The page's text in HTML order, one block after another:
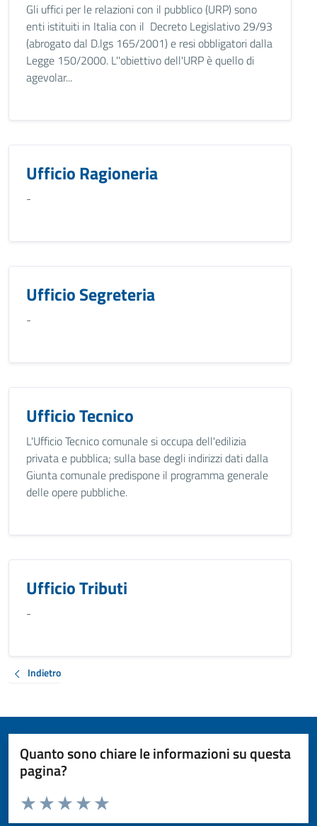
Gli uffici per le relazioni con il pubblico (URP) sono
enti istituiti in Italia con il Decreto Legislativo 29/93
(abrogato dal D.lgs 165/2001) e resi obbligatori dalla
Legge 150/2000. L''obiettivo dell'URP è quello di
agevolar...
Ufficio Ragioneria
-
Ufficio Segreteria
-
Ufficio Tecnico
L'Ufficio Tecnico comunale si occupa dell'edilizia
privata e pubblica; sulla base degli indirizzi dati dalla
Giunta comunale predispone il programma generale
delle opere pubbliche.
Ufficio Tributi
-
Indietro
Quanto sono chiare le informazioni su questa
pagina?
Valuta da 1 a 5 stelle la pagina
Valuta 5 stelle su 5
Valuta 4 stelle su 5
Valuta 3 stelle su 5
Valuta 2 stelle su 5
Valuta 1 stelle su 5